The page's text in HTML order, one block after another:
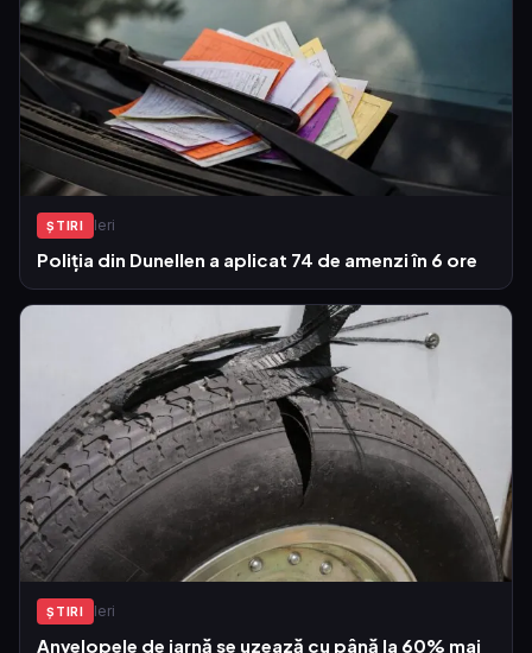
ŞTIRI Ieri
Poliția din Dunellen a aplicat 74 de amenzi în 6 ore
ŞTIRI Ieri
Anvelopele de iarnă se uzează cu până la 60% mai